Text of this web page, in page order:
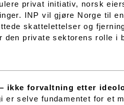
privat initiativ, norsk
INP vil gjøre Norge til
skattelettelser og
den private sektorens rolle i
ikke forvaltning etter
er selve fundamentet for et